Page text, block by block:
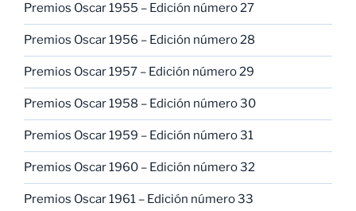
Premios Oscar 1955 – Edición número 27
Premios Oscar 1956 – Edición número 28
Premios Oscar 1957 – Edición número 29
Premios Oscar 1958 – Edición número 30
Premios Oscar 1959 – Edición número 31
Premios Oscar 1960 – Edición número 32
Premios Oscar 1961 – Edición número 33